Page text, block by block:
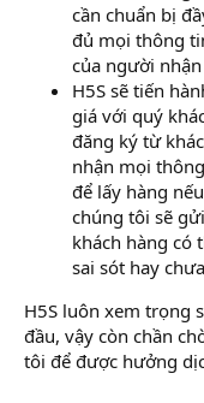
cần chuẩn bị
đủ mọi thông
của người
H5S sẽ tiến
giá với quý
đăng ký từ
nhận mọi
để lấy hàng
chúng tôi sẽ
khách hàng có
sai sót hay
H5S luôn xem trọng
đầu, vậy còn chần
tôi để được hưởng